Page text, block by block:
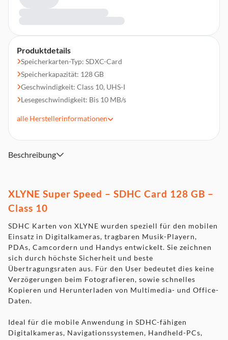
Produktdetails
Speicherkarten-Typ: SDXC-Card
Speicherkapazität: 128 GB
Geschwindigkeit: Class 10, UHS-I
Lesegeschwindigkeit: Bis 10 MB/s
alle Herstellerinformationen
Beschreibung
XLYNE Super Speed – SDHC Card 128 GB –
Class 10
SDHC Karten von XLYNE wurden speziell für den mobilen
Einsatz in Digitalkameras, tragbaren Musik-Playern,
PDAs, Camcordern und Handys entwickelt. Sie zeichnen
sich durch höchste Sicherheit und beste
Übertragungsraten aus. Für den User bedeutet dies keine
Verzögerungen beim Fotografieren, sowie schnelles
Kopieren und Herunterladen von Multimedia- und Office-
Daten.
Ideal für die mobile Anwendung in SDHC-fähigen
Digitalkameras, Navigationssystemen, Handheld-PCs,